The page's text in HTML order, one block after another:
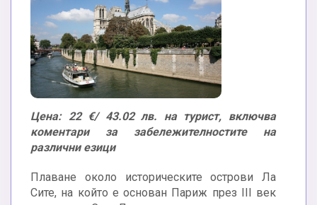
Цена: 22 €/ 43.02 лв. на турист, включва
коментари за забележителностите на
различни езици
Плаване около историческите острови Ла
Сите, на който е основан Париж през III век